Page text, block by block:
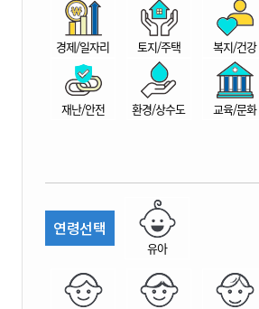
산
경제/일자리 토지/주택 복지/건강
재난/안전 환경/상수도 교육/문화
연령선택
유아